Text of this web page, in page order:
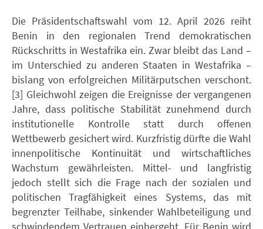
Die Präsidentschaftswahl vom 12. April 2026 reiht
Benin in den regionalen Trend demokratischen
Rückschritts in Westafrika ein. Zwar bleibt das Land –
im Unterschied zu anderen Staaten in Westafrika –
bislang von erfolgreichen Militärputschen verschont.
[3] Gleichwohl zeigen die Ereignisse der vergangenen
Jahre, dass politische Stabilität zunehmend durch
institutionelle Kontrolle statt durch offenen
Wettbewerb gesichert wird. Kurzfristig dürfte die Wahl
innenpolitische Kontinuität und wirtschaftliches
Wachstum gewährleisten. Mittel- und langfristig
jedoch stellt sich die Frage nach der sozialen und
politischen Tragfähigkeit eines Systems, das mit
begrenzter Teilhabe, sinkender Wahlbeteiligung und
schwindendem Vertrauen einhergeht. Für Benin wird